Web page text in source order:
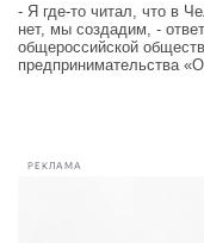
- Я где-то читал, что в
нет, мы создадим, -
общероссийской
предпринимательства
РЕКЛАМА